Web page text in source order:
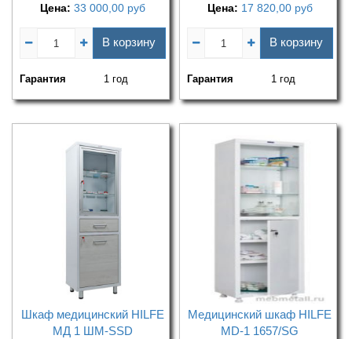
Цена: 33 000,00 руб
В корзину
Гарантия 1 год
Цена: 17 820,00 руб
В корзину
Гарантия 1 год
Шкаф медицинский HILFE
МД 1 ШМ-SSD
Медицинский шкаф HILFE
MD-1 1657/SG